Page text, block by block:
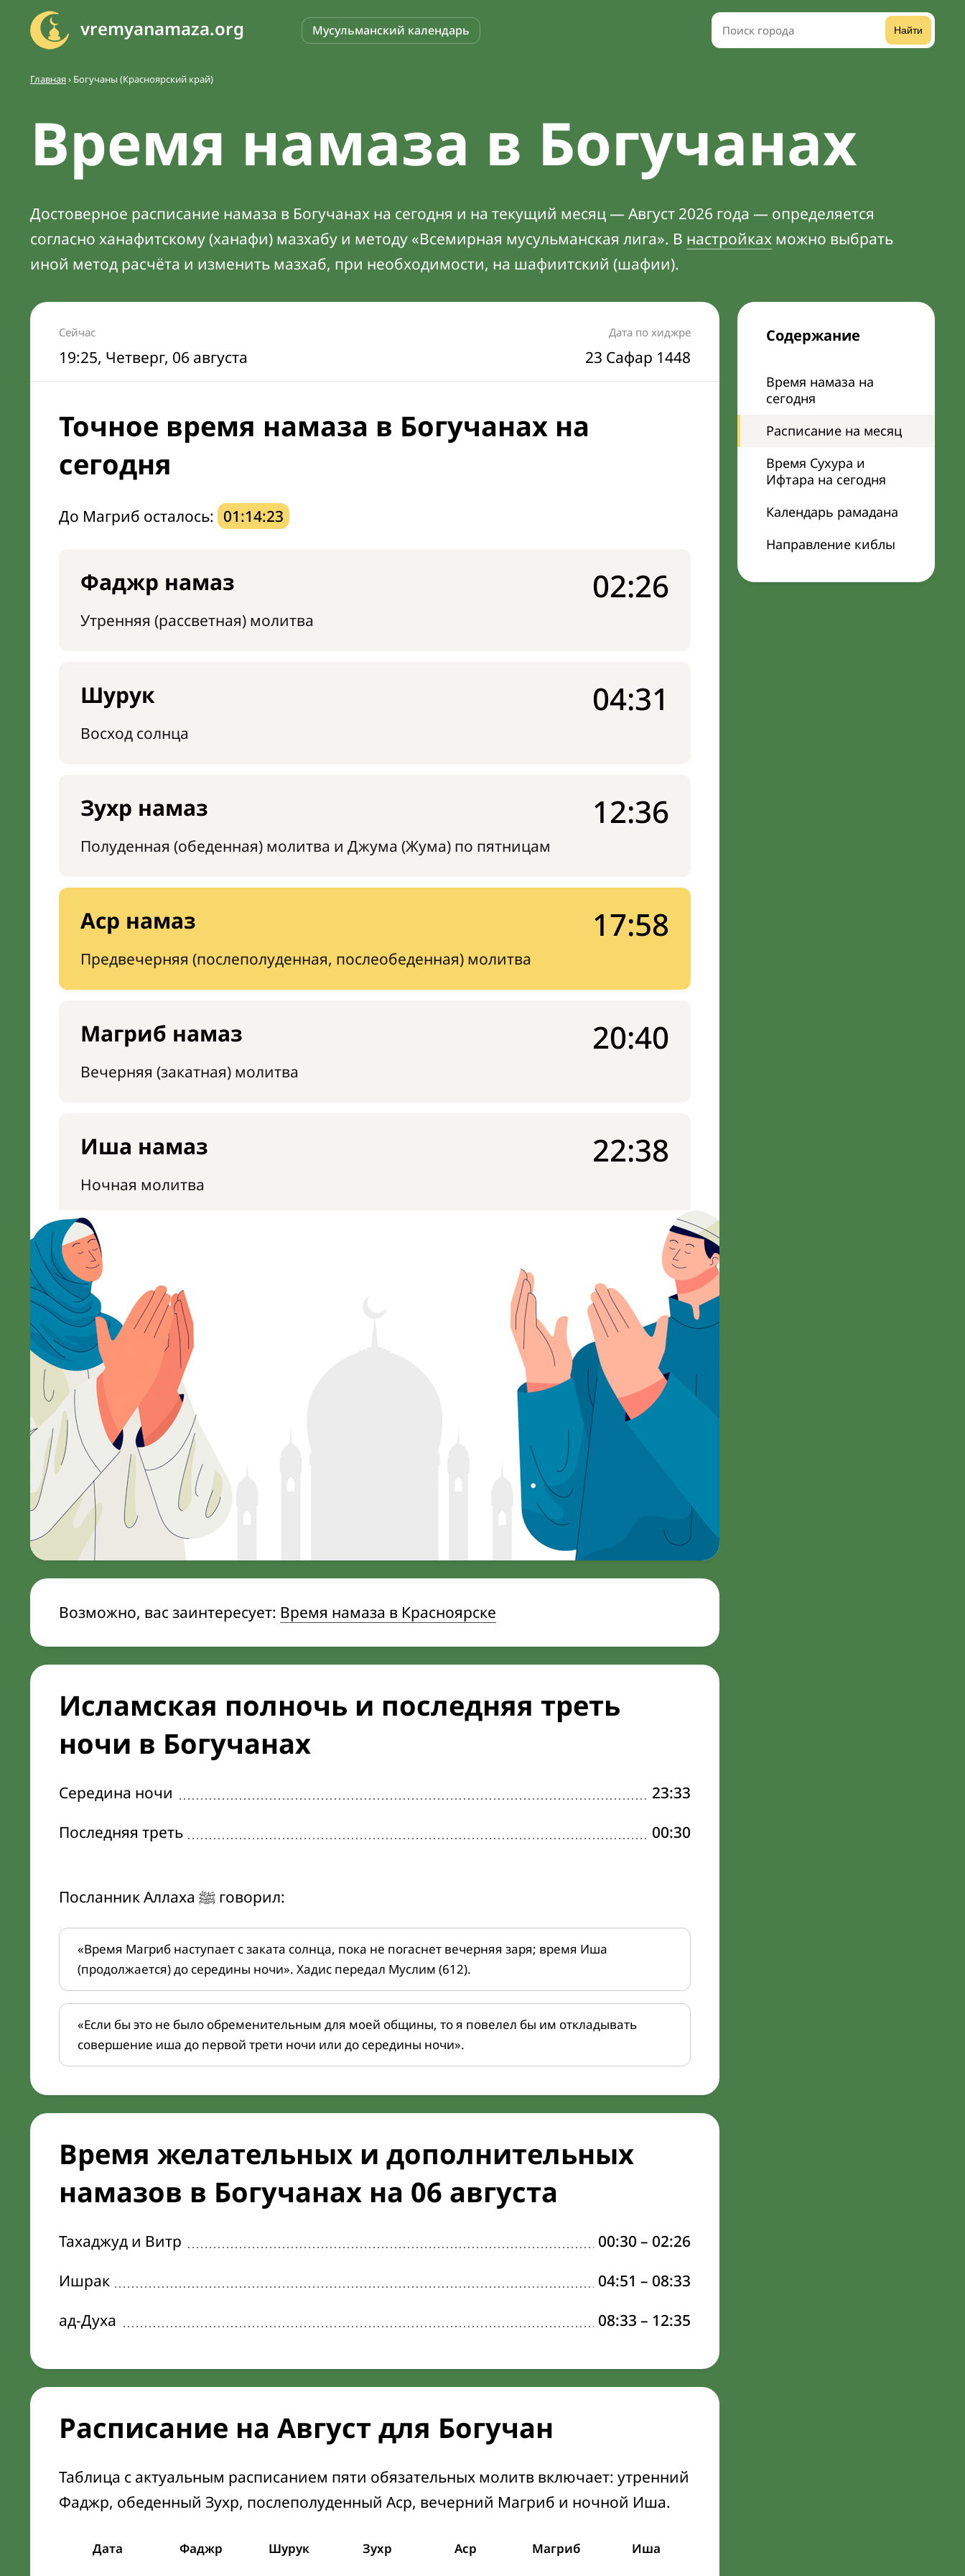
vremyanamaza.org Мусульманский календарь Найти
Главная› Богучаны (Красноярский край)
Время намаза в Богучанах
Достоверное расписание намаза в Богучанах на сегодня и на текущий месяц — Август 2026 года — определяется
согласно ханафитскому (ханафи) мазхабу и методу «Всемирная мусульманская лига». В настройках можно выбрать
иной метод расчёта и изменить мазхаб, при необходимости, на шафиитский (шафии).
Содержание
Время намаза на
сегодня
Расписание на месяц
Время Сухура и
Ифтара на сегодня
Календарь рамадана
Направление киблы
Сейчас
19:25, Четверг, 06 августа
Дата по хиджре
23 Сафар 1448
Точное время намаза в Богучанах на
сегодня
До Магриб осталось: 01:14:22
Фаджр намаз
Утренняя (рассветная) молитва
02:26
Шурук
Восход солнца
04:31
Зухр намаз
Полуденная (обеденная) молитва и Джума (Жума) по пятницам
12:36
Аср намаз
Предвечерняя (послеполуденная, послеобеденная) молитва
17:58
Магриб намаз
Вечерняя (закатная) молитва
20:40
Иша намаз
Ночная молитва
22:38
Возможно, вас заинтересует: Время намаза в Красноярске
Исламская полночь и последняя треть
ночи в Богучанах
Середина ночи
23:33
Последняя треть
00:30
Посланник Аллаха ﷺ говорил:
«Время Магриб наступает с заката солнца, пока не погаснет вечерняя заря; время Иша
(продолжается) до середины ночи». Хадис передал Муслим (612).
«Если бы это не было обременительным для моей общины, то я повелел бы им откладывать
совершение иша до первой трети ночи или до середины ночи».
Время желательных и дополнительных
намазов в Богучанах на 06 августа
Тахаджуд и Витр 00:30 – 02:26
Ишрак
04:51 – 08:33
ад-Духа
08:33 – 12:35
Расписание на Август для Богучан
Таблица с актуальным расписанием пяти обязательных молитв включает: утренний
Фаджр, обеденный Зухр, послеполуденный Аср, вечерний Магриб и ночной Иша.
Дата Фаджр Шурук Зухр Аср Магриб Иша